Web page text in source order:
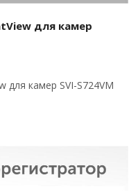
для камер
камер SVI-S724VM